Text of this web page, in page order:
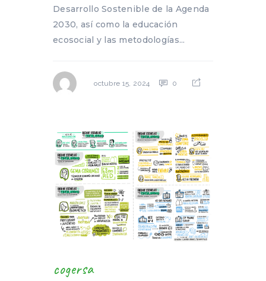
Desarrollo Sostenible de la Agenda
2030, así como la educación
ecosocial y las metodologías...
octubre 15, 2024 0
cogersa